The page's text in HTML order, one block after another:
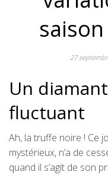
saison
27
Un
fluctuant
Ah, la truffe noire ! Ce
mystérieux, n’a de
quand il s’agit de son